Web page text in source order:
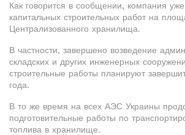
Как говорится в сообщении, компания
капитальных строительных работ на
Централизованного хранилища.
В частности, завершено возведение
складских и других инженерных
строительные работы планируют
года.
В то же время на всех АЭС Украины
подготовительные работы по
топлива в хранилище.